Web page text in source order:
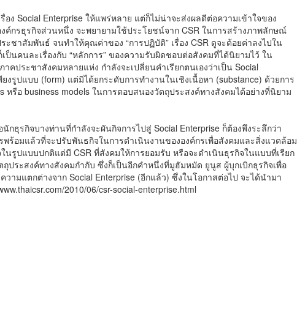
อง Social Enterprise ให้แพร่หลาย แต่ก็ไม่น่าจะส่งผลดีต่อความเข้าใจของ
ค์กรธุรกิจส่วนหนึ่ง จะพยายามใช้ประโยชน์จาก CSR ในการสร้างภาพลักษณ์
ะชาสัมพันธ์ จนทำให้คุณค่าของ “การปฏิบัติ” เรื่อง CSR ดูจะด้อยค่าลงไปใน
นคนละเรื่องกับ “หลักการ” ของความรับผิดชอบต่อสังคมที่ได้นิยามไว้ ใน
คประชาสังคมหลายแห่ง กำลังจะเปลี่ยนคำเรียกตนเองว่าเป็น Social
งรูปแบบ (form) แต่มิได้ยกระดับการทำงานในเชิงเนื้อหา (substance) ด้วยการ
หรือ business models ในการตอบสนองวัตถุประสงค์ทางสังคมได้อย่างที่นิยาม
กธุรกิจบางท่านที่กำลังจะผันกิจการไปสู่ Social Enterprise ก็ต้องพึงระลึกว่า
พร้อมแล้วที่จะปรับพันธกิจในการดำเนินงานขององค์กรเพื่อสังคมและสิ่งแวดล้อม
นรูปแบบปกติแต่มี CSR ที่สังคมให้การยอมรับ หรือจะดำเนินธุรกิจในแบบที่เรียก
ถุประสงค์ทางสังคมกำกับ ซึ่งก็เป็นอีกคำหนึ่งที่มูฮัมหมัด ยูนูส ผู้บุกเบิกธุรกิจเพื่อ
วามแตกต่างจาก Social Enterprise (อีกแล้ว) ซึ่งในโอกาสต่อไป จะได้นำมา
2010/06/csr-social-enterprise.html